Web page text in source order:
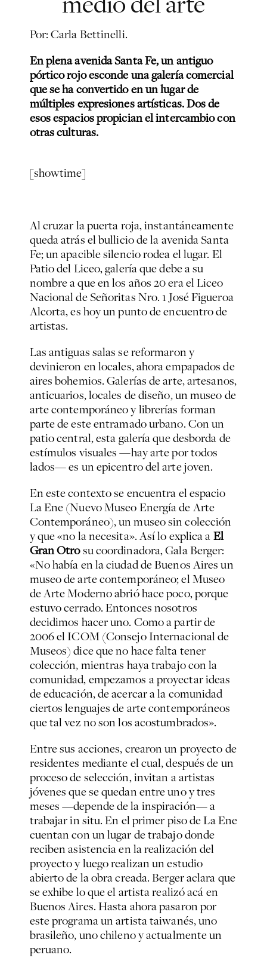
Por: Carla Bettinelli.
En plena avenida Santa Fe, un antiguo
pórtico rojo esconde una galería comercial
que se ha convertido en un lugar de
múltiples expresiones artísticas. Dos de
esos espacios propician el intercambio con
otras culturas.
[showtime]
Al cruzar la puerta roja, instantáneamente
queda atrás el bullicio de la avenida Santa
Fe; un apacible silencio rodea el lugar. El
Patio del Liceo, galería que debe a su
nombre a que en los años 20 era el Liceo
Nacional de Señoritas Nro. 1 José Figueroa
Alcorta, es hoy un punto de encuentro de
artistas.
Las antiguas salas se reformaron y
devinieron en locales, ahora empapados de
aires bohemios. Galerías de arte, artesanos,
anticuarios, locales de diseño, un museo de
arte contemporáneo y librerías forman
parte de este entramado urbano. Con un
patio central, esta galería que desborda de
estímulos visuales —hay arte por todos
lados— es un epicentro del arte joven.
En este contexto se encuentra el espacio
La Ene (Nuevo Museo Energía de Arte
Contemporáneo), un museo sin colección
y que «no la necesita». Así lo explica aEl
Gran Otrosu coordinadora, Gala Berger:
«No había en la ciudad de Buenos Aires un
museo de arte contemporáneo; el Museo
de Arte Moderno abrió hace poco, porque
estuvo cerrado. Entonces nosotros
decidimos hacer uno. Como a partir de
2006 el ICOM (Consejo Internacional de
Museos) dice que no hace falta tener
colección, mientras haya trabajo con la
comunidad, empezamos a proyectar ideas
de educación, de acercar a la comunidad
ciertos lenguajes de arte contemporáneos
que tal vez no son los acostumbrados».
Entre sus acciones, crearon un proyecto de
residentes mediante el cual, después de un
proceso de selección, invitan a artistas
jóvenes que se quedan entre uno y tres
meses —depende de la inspiración— a
trabajar in situ. En el primer piso de La Ene
cuentan con un lugar de trabajo donde
reciben asistencia en la realización del
proyecto y luego realizan un estudio
abierto de la obra creada. Berger aclara que
se exhibe lo que el artista realizó acá en
Buenos Aires. Hasta ahora pasaron por
este programa un artista taiwanés, uno
brasileño, uno chileno y actualmente un
peruano.